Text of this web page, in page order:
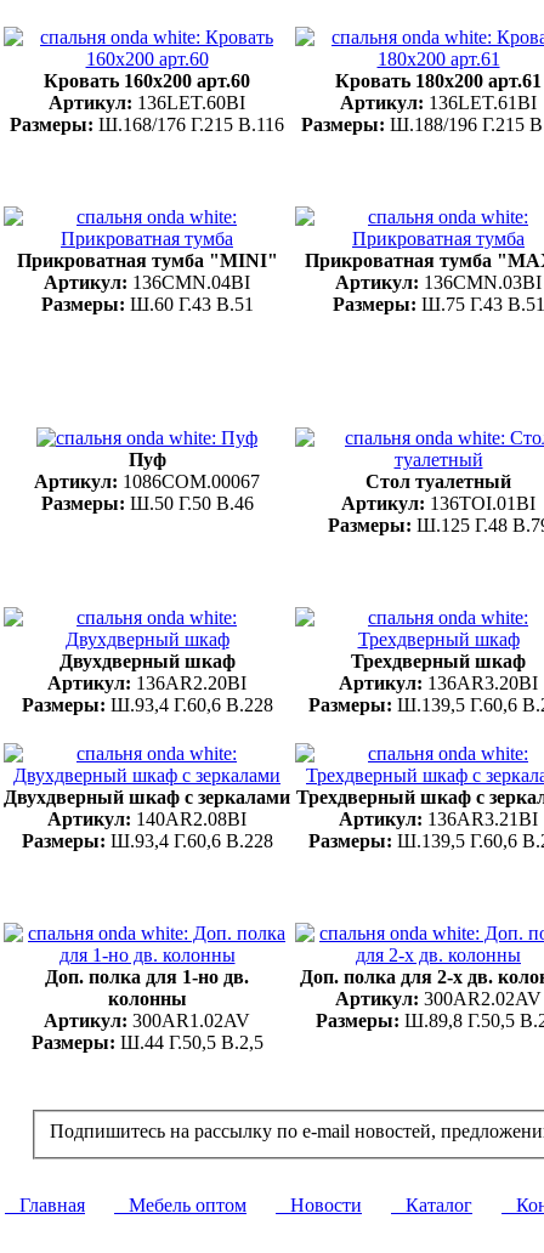
Кровать 160x200 арт.60
Артикул: 136LET.60BI
Размеры: Ш.168/176 Г.215 В.116
Кровать 180x200 арт.61
Артикул: 136LET.61BI
Размеры: Ш.188/196 Г.215
Прикроватная тумба "MINI"
Артикул: 136CMN.04BI
Размеры: Ш.60 Г.43 В.51
Прикроватная тумба
Артикул: 136CMN.03BI
Размеры: Ш.75 Г.43 В.51
Пуф
Артикул: 1086COM.00067
Размеры: Ш.50 Г.50 В.46
Стол туалетный
Артикул: 136TOI.01BI
Размеры: Ш.125 Г.48
Двухдверный шкаф
Артикул: 136AR2.20BI
Размеры: Ш.93,4 Г.60,6 В.228
Трехдверный шкаф
Артикул: 136AR3.20BI
Размеры: Ш.139,5 Г.60,6
Двухдверный шкаф с зеркалами
Артикул: 140AR2.08BI
Размеры: Ш.93,4 Г.60,6 В.228
Трехдверный шкаф с
Артикул: 136AR3.21BI
Размеры: Ш.139,5 Г.60,6
Доп. полка для 1-но дв.
колонны
Артикул: 300AR1.02AV
Размеры: Ш.44 Г.50,5 В.2,5
Доп. полка для 2-х дв.
Артикул: 300AR2.02AV
Размеры: Ш.89,8 Г.50,5
Подпишитесь на рассылку по e-mail новостей,
Главная Мебель оптом Новости Каталог